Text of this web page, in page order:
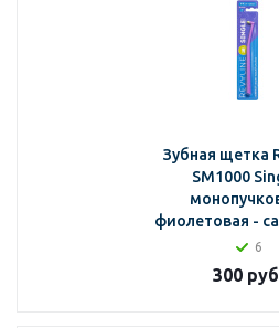
Зубная щетка
SM1000
фиолетовая -
6
300